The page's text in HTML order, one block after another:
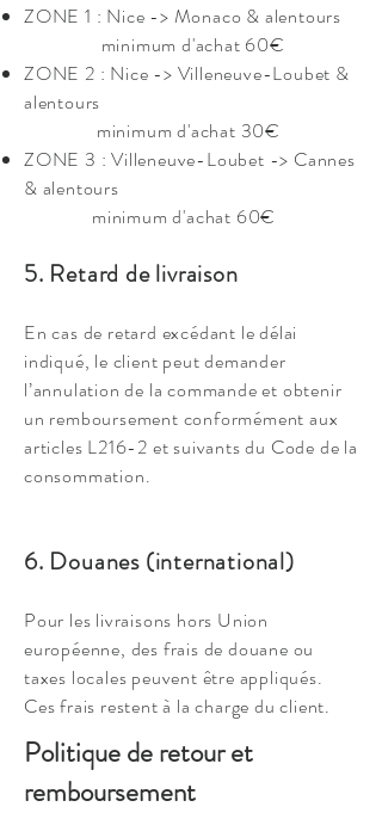
ZONE 1 : Nice -> Monaco & alentours
minimum d'achat 60€
ZONE 2 : Nice -> Villeneuve-Loubet &
alentours
minimum d'achat 30€
ZONE 3 : Villeneuve-Loubet -> Cannes
& alentours
minimum d'achat 60€
5. Retard de livraison
En cas de retard excédant le délai
indiqué, le client peut demander
l’annulation de la commande et obtenir
un remboursement conformément aux
articles L216-2 et suivants du Code de la
consommation.
6. Douanes (international)
Pour les livraisons hors Union
européenne, des frais de douane ou
taxes locales peuvent être appliqués.
Ces frais restent à la charge du client.
Politique de retour et
remboursement